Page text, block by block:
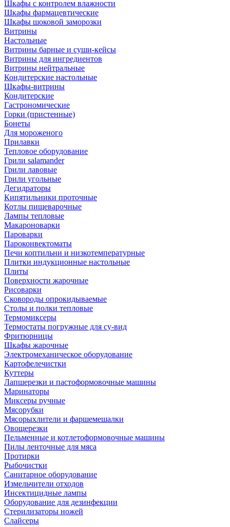
Шкафы с контролем влажности
Шкафы фармацевтические
Шкафы шоковой заморозки
Витрины
Настольные
Витрины барные и суши-кейсы
Витрины для ингредиентов
Витрины нейтральные
Кондитерские настольные
Шкафы-витрины
Кондитерские
Гастрономические
Горки (пристенные)
Бонеты
Для мороженого
Прилавки
Тепловое оборудование
Грили salamander
Грили лавовые
Грили угольные
Дегидраторы
Кипятильники проточные
Котлы пищеварочные
Лампы тепловые
Макароноварки
Пароварки
Пароконвектоматы
Печи коптильни и низкотемпературные
Плитки индукционные настольные
Плиты
Поверхности жарочные
Рисоварки
Сковороды опрокидываемые
Столы и полки тепловые
Термомиксеры
Термостаты погружные для су-вид
Фритюрницы
Шкафы жарочные
Электромеханическое оборудование
Картофелечистки
Куттеры
Лапшерезки и пастоформовочные машины
Маринаторы
Миксеры ручные
Мясорубки
Мясорыхлители и фаршемешалки
Овощерезки
Пельменные и котлетоформовочные машины
Пилы ленточные для мяса
Протирки
Рыбочистки
Санитарное оборудование
Измельчители отходов
Инсектицидные лампы
Оборудование для дезинфекции
Стерилизаторы ножей
Слайсеры